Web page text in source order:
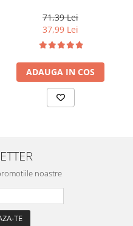
Blond Deschis Natural, 60
ml
71,39 Lei
37,99 Lei
ADAUGA IN COS
noastre